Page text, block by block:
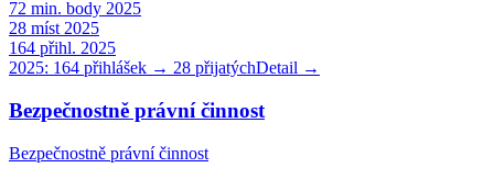
72 min. body 2025
28 míst 2025
164 přihl. 2025
2025: 164 přihlášek → 28 přijatýchDetail →
Bezpečnostně právní činnost
Bezpečnostně právní činnost